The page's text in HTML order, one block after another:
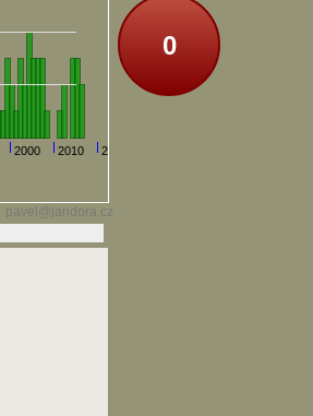
0
2000 2010 2020
pavel@jandora.cz